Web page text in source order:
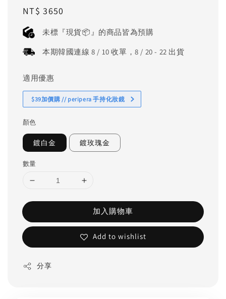
Regular
price
NT$ 3650
未標『現貨📦』的商品皆為預購
本期韓國連線 8 / 10 收單，8 / 20 - 22 出貨
適用優惠
$39加價購 // peripera 手持化妝鏡
顏色
鍍白金 鍍玫瑰金
數量
加入購物車
Add to wishlist
分享